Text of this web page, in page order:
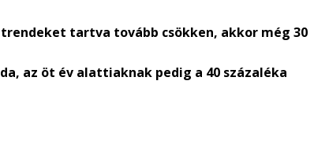
tartva tovább csökken, akkor még 30
az öt év alattiaknak pedig a 40 százaléka